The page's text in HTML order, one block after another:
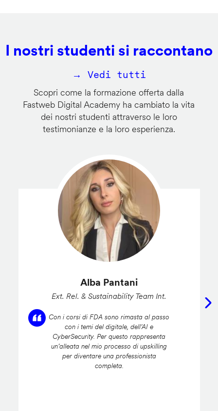
I nostri studenti si raccontano
→ Vedi tutti
Scopri come la formazione offerta dalla
Fastweb Digital Academy ha cambiato la vita
dei nostri studenti attraverso le loro
testimonianze e la loro esperienza.
Alba Pantani
Ext. Rel. & Sustainability Team Int.
Con i corsi di FDA sono rimasta al passo
con i temi del digitale, dell’AI e
CyberSecurity. Per questo rappresenta
un’alleata nel mio processo di upskilling
per diventare una professionista
completa.